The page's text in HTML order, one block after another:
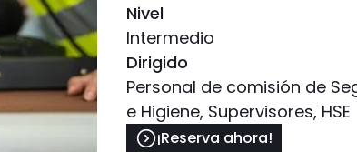
Nivel
Intermedio
Dirigido
Personal de comisión de
e Higiene, Supervisores, HSE
¡Reserva ahora!